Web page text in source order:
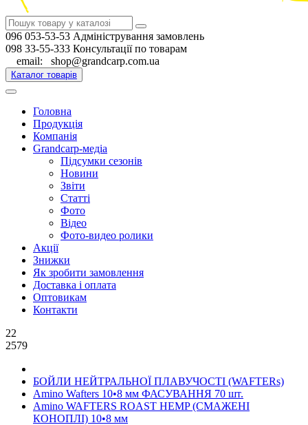
096 053-53-53 Адміністрування замовлень
098 33-55-333 Консультації по товарам
email: shop@grandcarp.com.ua
Каталог товарів
Головна
Продукція
Компанія
Grandcarp-медіа
Підсумки сезонів
Новини
Звіти
Статті
Фото
Відео
Фото-видео ролики
Акції
Знижки
Як зробити замовлення
Доставка і оплата
Оптовикам
Контакти
22
2579
БОЙЛИ НЕЙТРАЛЬНОÏ ПЛАВУЧОСТI (WAFTERs)
Amino Wafters 10•8 мм ФАСУВАННЯ 70 шт.
Amino WAFTERS ROAST HEMP (СМАЖЕНІ
КОНОПЛІ) 10•8 мм